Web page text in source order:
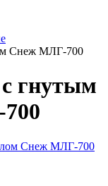
Снеж МЛГ-700
гнутым